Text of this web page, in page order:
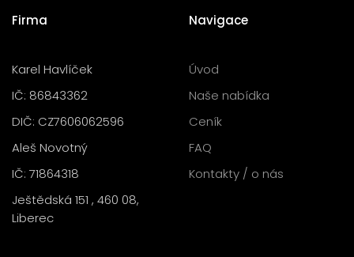
Firma
Karel Havlíček
IČ: 86843362
DIČ: CZ7606062596
Aleš Novotný
IČ: 71864318
Ještědská 151 , 460 08,
Liberec
Navigace
Úvod
Naše nabídka
Ceník
FAQ
Kontakty / o nás